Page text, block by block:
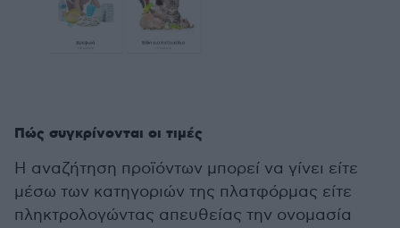
Πώς συγκρίνονται οι τιμές
Η αναζήτηση προϊόντων μπορεί να γίνει είτε
μέσω των κατηγοριών της πλατφόρμας είτε
πληκτρολογώντας απευθείας την ονομασία